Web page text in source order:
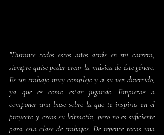
"Durante todos estos años atrás en mi carrera,
siempre quise poder crear la música de éste género.
Es un trabajo muy complejo y a su vez divertido,
ya que es como estar jugando. Empiezas a
componer una base sobre la que te inspiras en el
proyecto y creas su leitmotiv, pero no es suficiente
para esta clase de trabajos. De repente tocas una